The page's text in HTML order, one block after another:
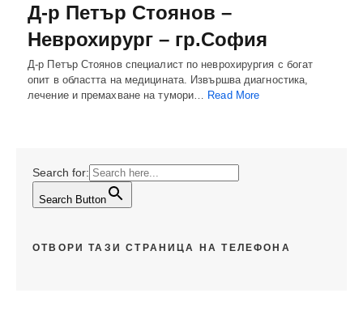
Д-р Петър Стоянов –
Неврохирург – гр.София
Д-р Петър Стоянов специалист по неврохирургия с богат
опит в областта на медицината. Извършва диагностика,
лечение и премахване на тумори… Read More
Search for:
Search Button
ОТВОРИ ТАЗИ СТРАНИЦА НА ТЕЛЕФОНА